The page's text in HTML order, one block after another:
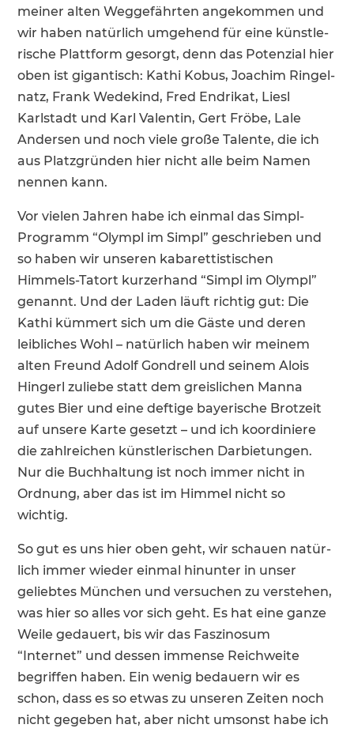
meiner alten Wegge­fährten angekommen und
wir haben natür­lich umgehend für eine künst­le­
ri­sche Platt­form gesorgt, denn das Poten­zial hier
oben ist gigan­tisch: Kathi Kobus, Joachim Ringel­
natz, Frank Wedekind, Fred Endrikat, Liesl
Karlstadt und Karl Valentin, Gert Fröbe, Lale
Andersen und noch viele große Talente, die ich
aus Platz­gründen hier nicht alle beim Namen
nennen kann.
Vor vielen Jahren habe ich einmal das Simpl-
Programm “Olympl im Simpl” geschrieben und
so haben wir unseren kabaret­tis­ti­schen
Himmels-Tatort kurzer­hand “Simpl im Olympl”
genannt. Und der Laden läuft richtig gut: Die
Kathi kümmert sich um die Gäste und deren
leibli­ches Wohl – natür­lich haben wir meinem
alten Freund Adolf Gondrell und seinem Alois
Hingerl zuliebe statt dem greis­li­chen Manna
gutes Bier und eine deftige bayeri­sche Brotzeit
auf unsere Karte gesetzt – und ich koordi­niere
die zahlrei­chen künst­le­ri­schen Darbie­tungen.
Nur die Buchhal­tung ist noch immer nicht in
Ordnung, aber das ist im Himmel nicht so
wichtig.
So gut es uns hier oben geht, wir schauen natür­
lich immer wieder einmal hinunter in unser
geliebtes München und versu­chen zu verstehen,
was hier so alles vor sich geht. Es hat eine ganze
Weile gedauert, bis wir das Faszi­nosum
“Internet” und dessen immense Reich­weite
begriffen haben. Ein wenig bedauern wir es
schon, dass es so etwas zu unseren Zeiten noch
nicht gegeben hat, aber nicht umsonst habe ich